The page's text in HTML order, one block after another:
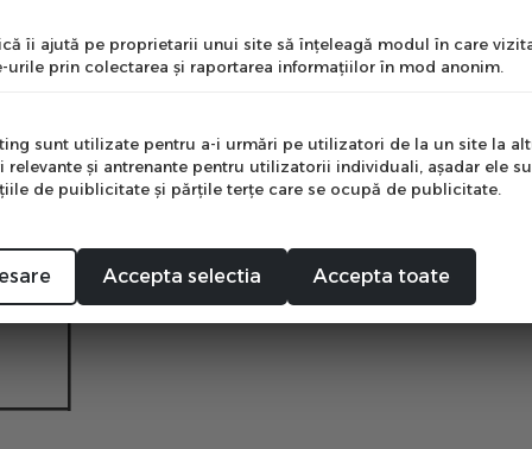
îi ajută pe proprietarii unui site să înţeleagă modul în care
urile prin colectarea şi raportarea informaţiilor în mod anonim.
sunt utilizate pentru a-i urmări pe utilizatori de la un site la
relevante şi antrenante pentru utilizatorii individuali, aşadar ele
de puiblicitate şi părţile terţe care se ocupă de publicitate.
Accepta selectia Accepta toate
Mă abonez